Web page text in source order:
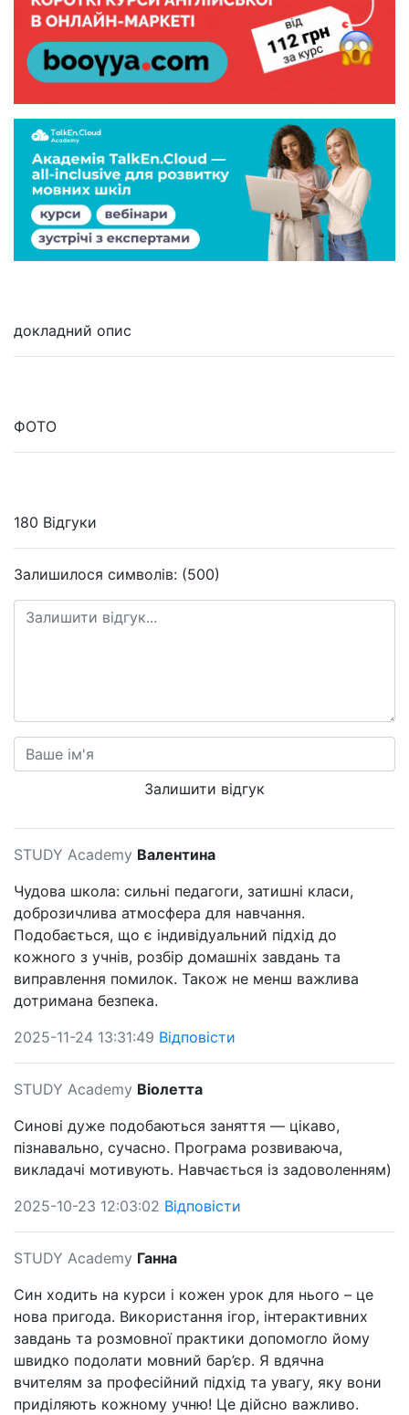
докладний опис
ФОТО
180 Відгуки
Залишилося символів: (500)
Залишити відгук
STUDY Academy Валентина
Чудова школа: сильні педагоги, затишні класи,
доброзичлива атмосфера для навчання.
Подобається, що є індивідуальний підхід до
кожного з учнів, розбір домашніх завдань та
виправлення помилок. Також не менш важлива
дотримана безпека.
2025-11-24 13:31:49 Відповісти
STUDY Academy Віолетта
Синові дуже подобаються заняття — цікаво,
пізнавально, сучасно. Програма розвиваюча,
викладачі мотивують. Навчається із задоволенням)
2025-10-23 12:03:02 Відповісти
STUDY Academy Ганна
Син ходить на курси і кожен урок для нього – це
нова пригода. Використання ігор, інтерактивних
завдань та розмовної практики допомогло йому
швидко подолати мовний бар’єр. Я вдячна
вчителям за професійний підхід та увагу, яку вони
приділяють кожному учню! Це дійсно важливо.